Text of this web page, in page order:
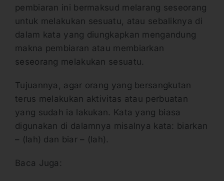
pembiaran ini bermaksud melarang seseorang
untuk melakukan sesuatu, atau sebaliknya di
dalam kata yang diungkapkan mengandung
makna pembiaran atau membiarkan
seseorang melakukan sesuatu.
Tujuannya, agar orang yang bersangkutan
terus melakukan aktivitas atau perbuatan
yang sudah ia lakukan. Kata yang biasa
digunakan di dalamnya misalnya kata: biarkan
– (lah) dan biar – (lah).
Baca Juga: